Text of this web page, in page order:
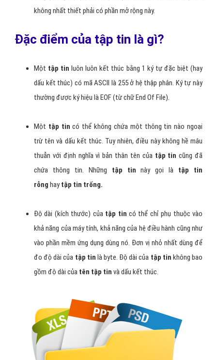
không nhất thiết phải có phần mở rộng này.
Đặc điểm của tập tin là gì?
Một tập tin luôn luôn kết thúc bằng 1 ký tự đặc biệt (hay
dấu kết thúc) có mã ASCII là 255 ở hệ thập phân. Ký tự này
thường được ký hiệu là EOF (từ chữ End Of File).
Một tập tin có thể không chứa một thông tin nào ngoại
trừ tên và dấu kết thúc. Tuy nhiên, điều này không hề mâu
thuẫn với định nghĩa vì bản thân tên của tập tincũng đã
chứa thông tin. Những tập tinnày gọi là tập tin
rỗng haytập tin trống.
Độ dài (kích thước) củatập tin có thể chỉ phụ thuộc vào
khả năng của máy tính, khả năng của hệ điều hành cũng như
vào phần mềm ứng dụng dùng nó. Đơn vị nhỏ nhất dùng để
đo độ dài của tập tin là byte. Độ dài của tập tin không bao
gồm độ dài của tên tập tin và dấu kết thúc.